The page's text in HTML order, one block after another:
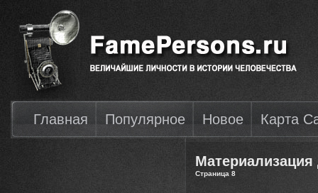
Главная Популярное Новое Карта
Страница 8